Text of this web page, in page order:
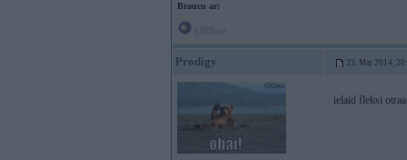
Braucu ar:
Prodigy 23. Mar 2014,
ielaid fleksi